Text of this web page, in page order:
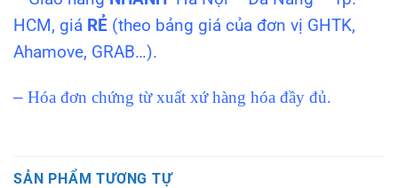
HCM, giá RẺ (theo bảng giá của đơn vị GHTK,
Ahamove, GRAB…).
– Hóa đơn chứng từ xuất xứ hàng hóa đầy đủ.
SẢN PHẨM TƯƠNG TỰ